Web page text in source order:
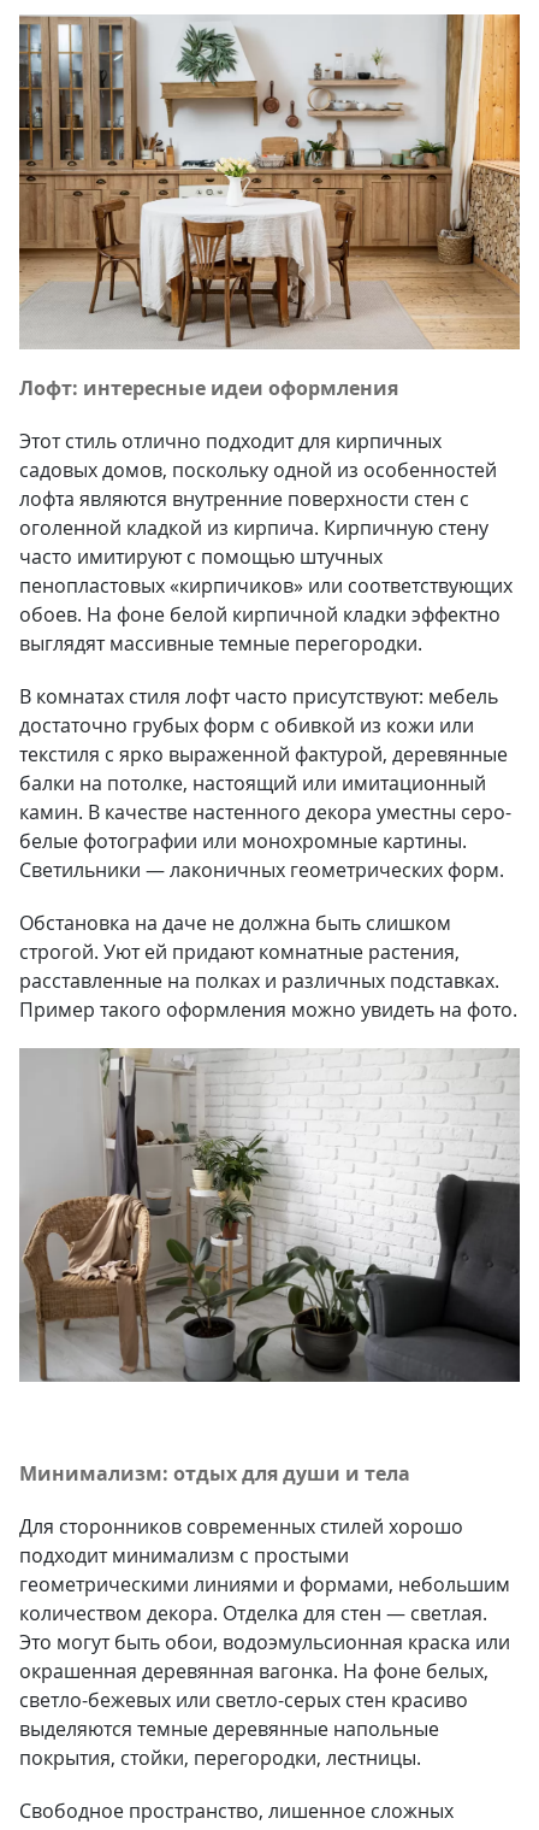
Лофт: интересные идеи оформления
Этот стиль отлично подходит для кирпичных
садовых домов, поскольку одной из особенностей
лофта являются внутренние поверхности стен с
оголенной кладкой из кирпича. Кирпичную стену
часто имитируют с помощью штучных
пенопластовых «кирпичиков» или соответствующих
обоев. На фоне белой кирпичной кладки эффектно
выглядят массивные темные перегородки.
В комнатах стиля лофт часто присутствуют: мебель
достаточно грубых форм с обивкой из кожи или
текстиля с ярко выраженной фактурой, деревянные
балки на потолке, настоящий или имитационный
камин. В качестве настенного декора уместны серо-
белые фотографии или монохромные картины.
Светильники — лаконичных геометрических форм.
Обстановка на даче не должна быть слишком
строгой. Уют ей придают комнатные растения,
расставленные на полках и различных подставках.
Пример такого оформления можно увидеть на фото.
Минимализм: отдых для души и тела
Для сторонников современных стилей хорошо
подходит минимализм с простыми
геометрическими линиями и формами, небольшим
количеством декора. Отделка для стен — светлая.
Это могут быть обои, водоэмульсионная краска или
окрашенная деревянная вагонка. На фоне белых,
светло-бежевых или светло-серых стен красиво
выделяются темные деревянные напольные
покрытия, стойки, перегородки, лестницы.
Свободное пространство, лишенное сложных